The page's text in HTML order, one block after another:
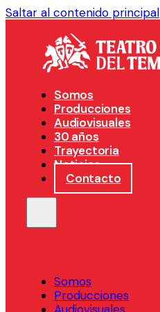
Saltar al contenido principal
Somos
Producciones
Audiovisuales
30 años
Trayectoria
Noticias
Contacto
Somos
Producciones